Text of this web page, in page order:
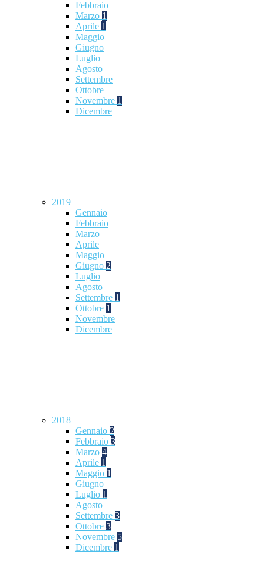
Febbraio
Marzo 1
Aprile 1
Maggio
Giugno
Luglio
Agosto
Settembre
Ottobre
Novembre 1
Dicembre
2019
Gennaio
Febbraio
Marzo
Aprile
Maggio
Giugno 2
Luglio
Agosto
Settembre 1
Ottobre 1
Novembre
Dicembre
2018
Gennaio 2
Febbraio 3
Marzo 4
Aprile 1
Maggio 1
Giugno
Luglio 1
Agosto
Settembre 3
Ottobre 3
Novembre 5
Dicembre 1